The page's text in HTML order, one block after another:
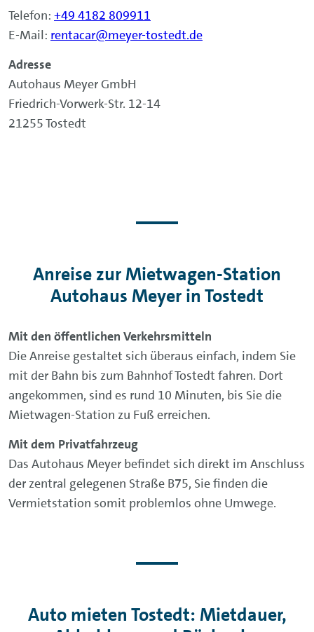
Telefon: +49 4182 809911
E-Mail: rentacar@meyer-tostedt.de
Adresse
Autohaus Meyer GmbH
Friedrich-Vorwerk-Str. 12-14
21255 Tostedt
Anreise zur Mietwagen-Station
Autohaus Meyer in Tostedt
Mit den öffentlichen Verkehrsmitteln
Die Anreise gestaltet sich überaus einfach, indem Sie
mit der Bahn bis zum Bahnhof Tostedt fahren. Dort
angekommen, sind es rund 10 Minuten, bis Sie die
Mietwagen-Station zu Fuß erreichen.
Mit dem Privatfahrzeug
Das Autohaus Meyer befindet sich direkt im Anschluss
der zentral gelegenen Straße B75, Sie finden die
Vermietstation somit problemlos ohne Umwege.
Auto mieten Tostedt: Mietdauer,